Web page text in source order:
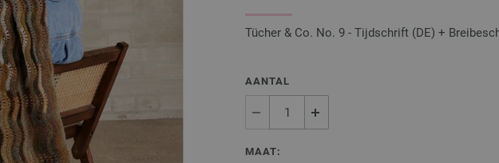
Tücher & Co. No. 9 - Tijdschrift (DE) +
AANTAL
MAAT: